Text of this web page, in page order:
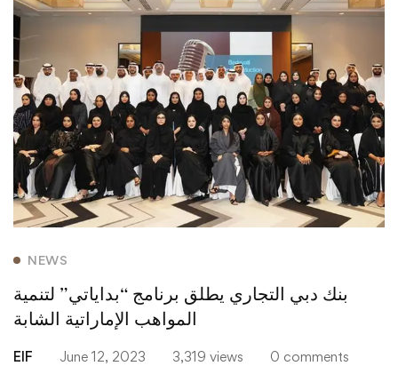
NEWS
بنك دبي التجاري يطلق برنامج “بداياتي” لتنمية
المواهب الإماراتية الشابة
EIF June 12, 2023 3,319 views 0 comments